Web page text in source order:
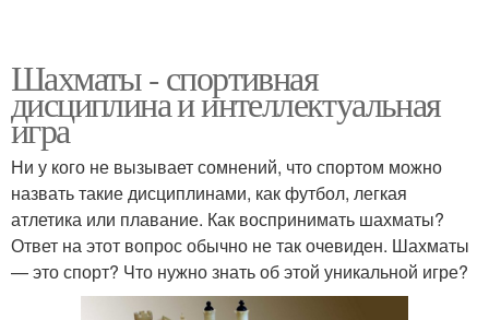
Шахматы - спортивная
дисциплина и интеллектуальная
игра
Ни у кого не вызывает сомнений, что спортом можно
назвать такие дисциплинами, как футбол, легкая
атлетика или плавание. Как воспринимать шахматы?
Ответ на этот вопрос обычно не так очевиден. Шахматы
— это спорт? Что нужно знать об этой уникальной игре?